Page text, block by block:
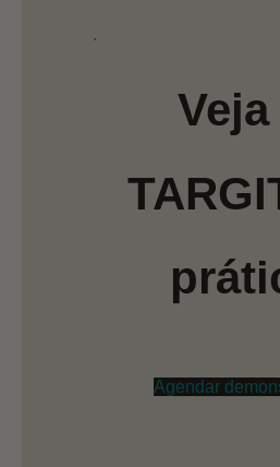
.
Veja
Agendar